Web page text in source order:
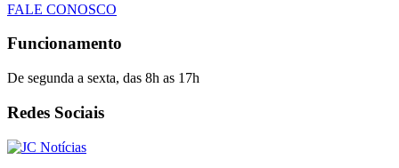
FALE CONOSCO
Funcionamento
De segunda a sexta, das 8h as 17h
Redes Sociais